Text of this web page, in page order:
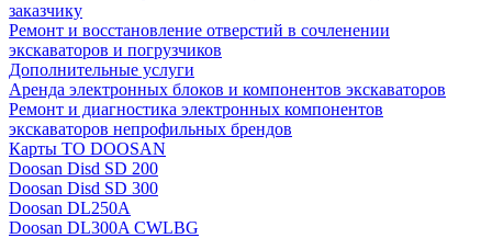
заказчику
Ремонт и восстановление отверстий в сочленении
экскаваторов и погрузчиков
Дополнительные услуги
Аренда электронных блоков и компонентов экскаваторов
Ремонт и диагностика электронных компонентов
экскаваторов непрофильных брендов
Карты ТО DOOSAN
Doosan Disd SD 200
Doosan Disd SD 300
Doosan DL250A
Doosan DL300A CWLBG